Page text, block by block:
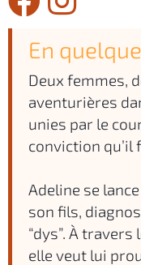
En
Deux femmes,
aventurières
unies par le
conviction qu’il
Adeline se
son fils,
“dys”. À travers
elle veut lui